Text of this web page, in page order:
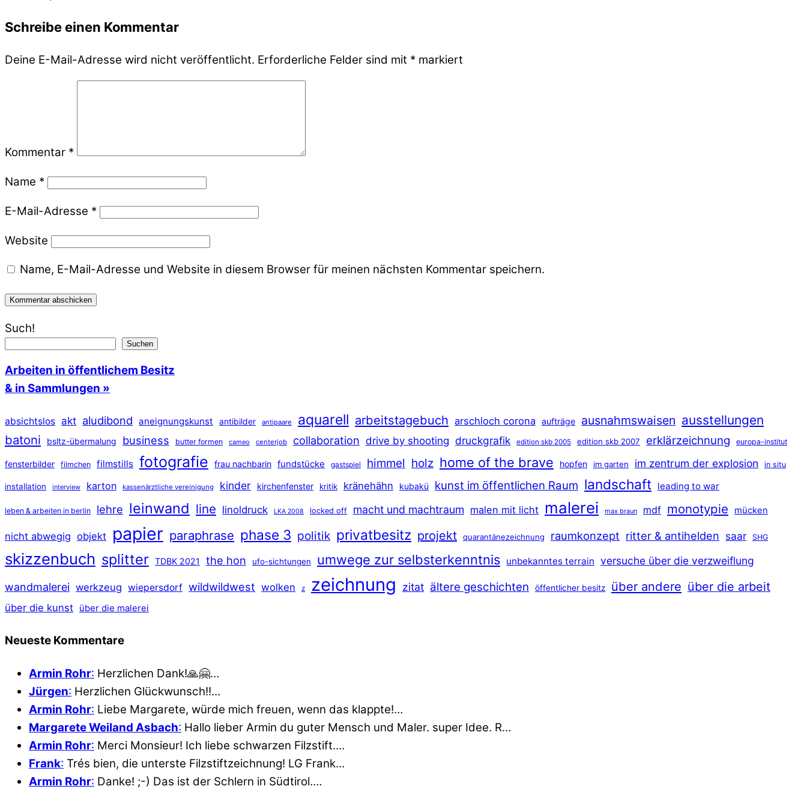
Schreibe einen Kommentar
Deine E-Mail-Adresse wird nicht veröffentlicht. Erforderliche Felder sind mit * markiert
Kommentar *
Name *
E-Mail-Adresse *
Website
Name, E-Mail-Adresse und Website in diesem Browser für meinen nächsten Kommentar speichern.
Such!
Suchen
Arbeiten in öffentlichem Besitz
& in Sammlungen »
absichtslos akt aludibond aneignungskunst antibilder antipaare aquarell arbeitstagebuch arschloch corona aufträge ausnahmswaisen ausstellungen
batoni
bsltz-übermalung business butter formen cameo centerjob collaboration drive by shooting druckgrafik edition skb 2005 edition skb 2007 erklärzeichnung europa-institut
fensterbilder filmchen filmstills fotografie frau nachbarin fundstücke gastspiel himmel holz home of the brave hopfen im garten im zentrum der explosion in situ
installation interview karton kassenärztliche vereinigung kinder kirchenfenster kritik kränehähn kubakü kunst im öffentlichen Raum landschaft leading to war
leben & arbeiten in berlin lehre leinwand line linoldruck LKA 2008 locked off macht und machtraum malen mit licht malerei max braun mdf monotypie mücken
nicht abwegig objekt papier paraphrase phase 3 politik privatbesitz projekt quarantänezeichnung raumkonzept ritter & antihelden saar SHG
skizzenbuch splitter TDBK 2021 the hon ufo-sichtungen umwege zur selbsterkenntnis unbekanntes terrain versuche über die verzweiflung
wandmalerei werkzeug wiepersdorf wildwildwest wolken z zeichnung zitat ältere geschichten öffentlicher besitz über andere über die arbeit
über die kunst über die malerei
Neueste Kommentare
Armin Rohr: Herzlichen Dank!🙏🤗…
Jürgen: Herzlichen Glückwunsch!!…
Armin Rohr: Liebe Margarete, würde mich freuen, wenn das klappte!…
Margarete Weiland Asbach: Hallo lieber Armin du guter Mensch und Maler. super Idee. R…
Armin Rohr: Merci Monsieur! Ich liebe schwarzen Filzstift.…
Frank: Trés bien, die unterste Filzstiftzeichnung! LG Frank…
Armin Rohr: Danke! ;-) Das ist der Schlern in Südtirol.…